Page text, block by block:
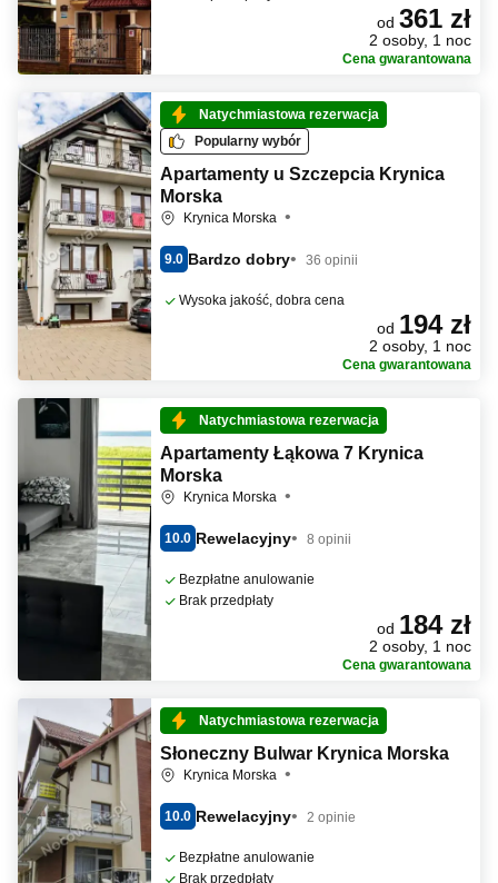
od 361 zł
2 osoby, 1 noc
Cena gwarantowana
Natychmiastowa rezerwacja
Popularny wybór
Apartamenty u Szczepcia Krynica
Morska
Krynica Morska
9.0 Bardzo dobry 36 opinii
Wysoka jakość, dobra cena
od 194 zł
2 osoby, 1 noc
Cena gwarantowana
Natychmiastowa rezerwacja
Apartamenty Łąkowa 7 Krynica
Morska
Krynica Morska
10.0 Rewelacyjny 8 opinii
Bezpłatne anulowanie
Brak przedpłaty
od 184 zł
2 osoby, 1 noc
Cena gwarantowana
Natychmiastowa rezerwacja
Słoneczny Bulwar Krynica Morska
Krynica Morska
10.0 Rewelacyjny 2 opinie
Bezpłatne anulowanie
Brak przedpłaty